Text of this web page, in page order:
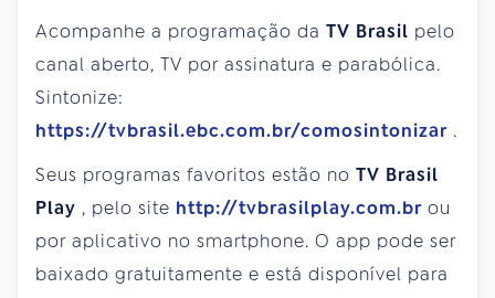
Acompanhe a programação da TV Brasil pelo
canal aberto, TV por assinatura e parabólica.
Sintonize:
https://tvbrasil.ebc.com.br/comosintonizar .
Seus programas favoritos estão no TV Brasil
Play , pelo site http://tvbrasilplay.com.br ou
por aplicativo no smartphone. O app pode ser
baixado gratuitamente e está disponível para